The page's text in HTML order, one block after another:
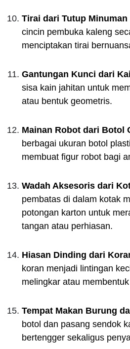
Tirai dari Tutup Minuman
cincin pembuka kaleng
menciptakan tirai
Gantungan Kunci dari
sisa kain jahitan untuk
atau bentuk geometris.
Mainan Robot dari Botol
berbagai ukuran botol
membuat figur robot bagi
Wadah Aksesoris dari
pembatas di dalam kotak
potongan karton untuk
tangan atau perhiasan.
Hiasan Dinding dari
koran menjadi lintingan
melingkar atau
Tempat Makan Burung
botol dan pasang sendok
bertengger sekaligus